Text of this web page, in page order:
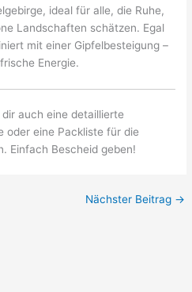
ideal für alle, die Ruhe,
Landschaften schätzen. Egal
mit einer Gipfelbesteigung –
Energie.
auch eine detaillierte
oder eine Packliste für die
Einfach Bescheid geben!
Nächster Beitrag →